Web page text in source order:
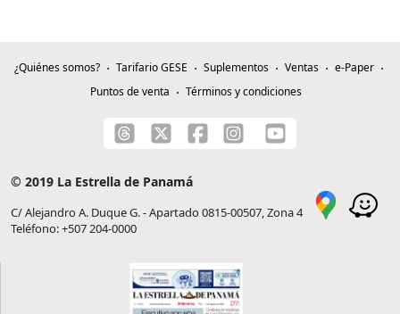
¿Quiénes somos? Tarifario GESE Suplementos Ventas
e-Paper
Puntos de venta
Términos y condiciones
© 2019 La Estrella de Panamá
C/ Alejandro A. Duque G. - Apartado 0815-00507, Zona 4
Teléfono: +507 204-0000